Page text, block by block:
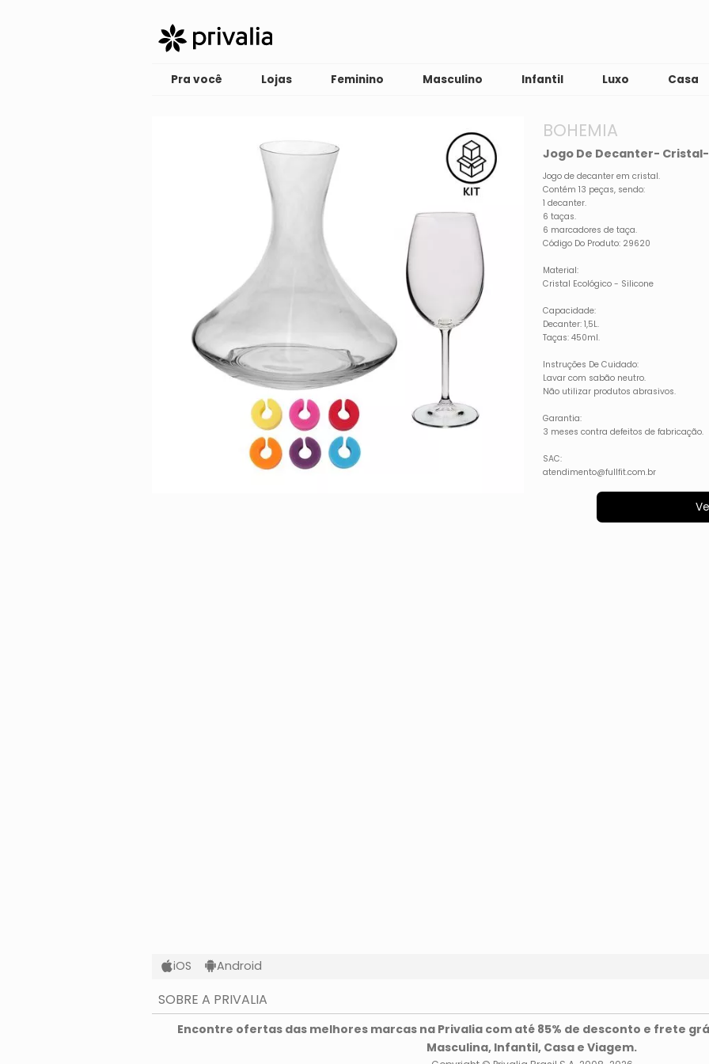
Pra você Lojas Feminino Masculino Infantil Luxo Casa
BOHEMIA
Jogo De Decanter- Cristal-
Jogo de decanter em cristal.
Contém 13 peças, sendo:
1 decanter.
6 taças.
6 marcadores de taça.
Código Do Produto: 29620
Material:
Cristal Ecológico - Silicone
Capacidade:
Decanter: 1,5L.
Taças: 450ml.
Instruções De Cuidado:
Lavar com sabão neutro.
Não utilizar produtos abrasivos.
Garantia:
3 meses contra defeitos de fabricação.
SAC:
atendimento@fullfit.com.br
iOS Android
SOBRE A PRIVALIA
O que é a Privalia?
Encontre ofertas das melhores marcas na Privalia com até 85% de desconto e frete
Masculina, Infantil, Casa e Viagem.